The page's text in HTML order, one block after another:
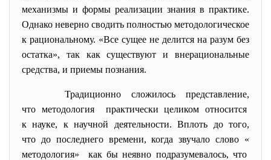
механизмы и формы реализации знания в практике.
Однако неверно сводить полностью методологическое
к рациональному. «Все сущее не делится на разум без
остатка», так как существуют и внерациональные
средства, и приемы познания.
Традиционно сложилось представление,
что методология практически целиком относится
к науке, к научной деятельности. Вплоть до того,
что до последнего времени, когда звучало слово «
методология» как бы неявно подразумевалось, что